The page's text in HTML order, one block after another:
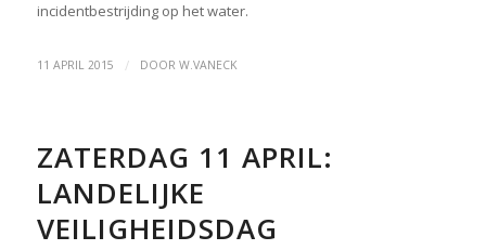
incidentbestrijding op het water.
11 APRIL 2015 / DOOR W.VANECK
ZATERDAG 11 APRIL:
LANDELIJKE
VEILIGHEIDSDAG